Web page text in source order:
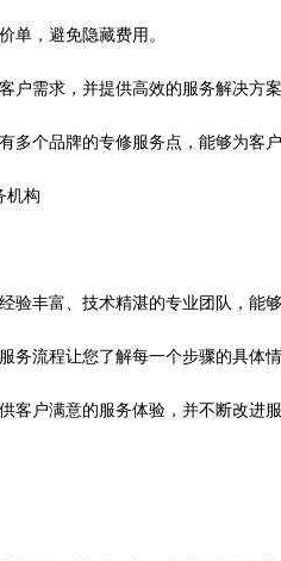
）
单，避免隐藏费用。
户需求，并提供高效的服务解决方案
多个品牌的专修服务点，能够为客
机构
验丰富、技术精湛的专业团队，能
务流程让您了解每一个步骤的具体情
客户满意的服务体验，并不断改进服